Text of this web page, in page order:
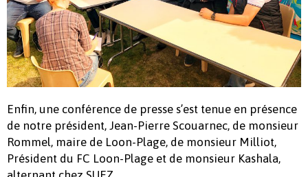
Enfin, une conférence de presse s’est tenue en présence
de notre président, Jean-Pierre Scouarnec, de monsieur
Rommel, maire de Loon-Plage, de monsieur Milliot,
Président du FC Loon-Plage et de monsieur Kashala,